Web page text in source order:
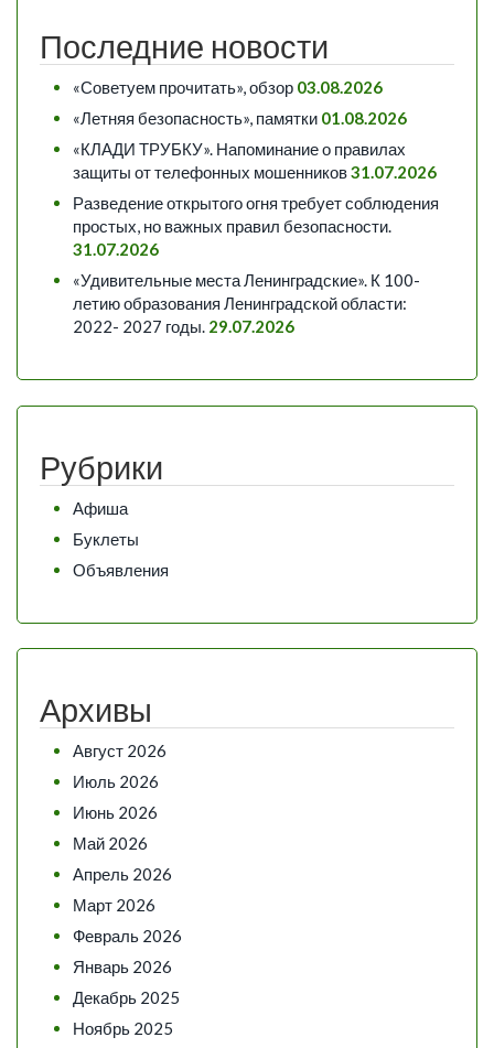
Последние новости
«Советуем прочитать», обзор 03.08.2026
«Летняя безопасность», памятки 01.08.2026
«КЛАДИ ТРУБКУ». Напоминание о правилах
защиты от телефонных мошенников31.07.2026
Разведение открытого огня требует соблюдения
простых, но важных правил безопасности.
31.07.2026
«Удивительные места Ленинградские». К 100-
летию образования Ленинградской области:
2022- 2027 годы. 29.07.2026
Рубрики
Афиша
Буклеты
Объявления
Архивы
Август 2026
Июль 2026
Июнь 2026
Май 2026
Апрель 2026
Март 2026
Февраль 2026
Январь 2026
Декабрь 2025
Ноябрь 2025